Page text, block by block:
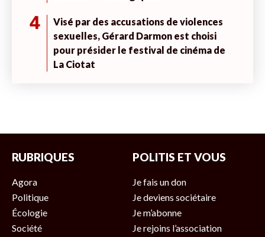
4
Visé par des accusations de violences
sexuelles, Gérard Darmon est choisi
pour présider le festival de cinéma de
La Ciotat
RUBRIQUES
Agora
Politique
Écologie
Société
POLITIS ET VOUS
Je fais un don
Je deviens sociétaire
Je m’abonne
Je rejoins l’association